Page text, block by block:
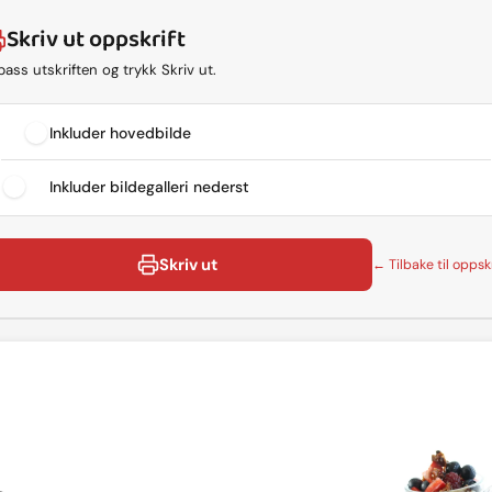
Skriv ut oppskrift
utskriften og trykk Skriv ut.
Inkluder hovedbilde
Inkluder bildegalleri nederst
Skriv ut ← Tilbake til